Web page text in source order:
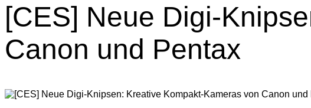
[CES] Neue Digi-
Canon und Pentax